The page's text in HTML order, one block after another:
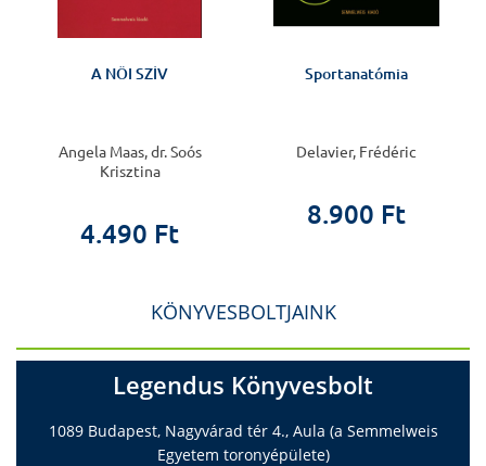
A NŐI SZÍV
Angela Maas, dr. Soós
Krisztina
4.490 Ft
Sportanatómia
Delavier, Frédéric
8.900 Ft
KÖNYVESBOLTJAINK
Legendus Könyvesbolt
1089 Budapest, Nagyvárad tér 4., Aula (a Semmelweis
Egyetem toronyépülete)